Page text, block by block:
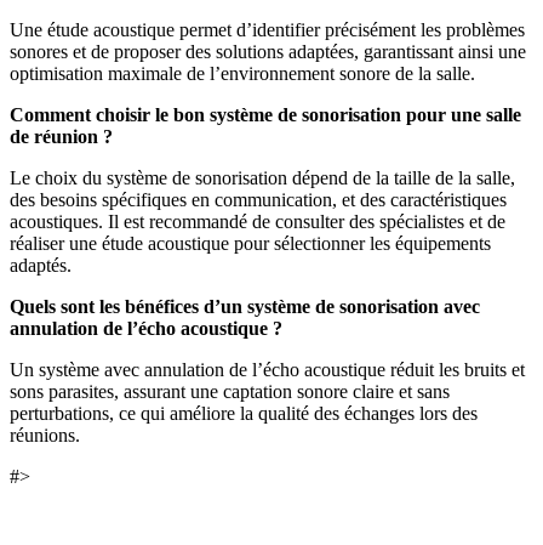
Une étude acoustique permet d’identifier précisément les problèmes
sonores et de proposer des solutions adaptées, garantissant ainsi une
optimisation maximale de l’environnement sonore de la salle.
Comment choisir le bon système de sonorisation pour une salle
de réunion ?
Le choix du système de sonorisation dépend de la taille de la salle,
des besoins spécifiques en communication, et des caractéristiques
acoustiques. Il est recommandé de consulter des spécialistes et de
réaliser une étude acoustique pour sélectionner les équipements
adaptés.
Quels sont les bénéfices d’un système de sonorisation avec
annulation de l’écho acoustique ?
Un système avec annulation de l’écho acoustique réduit les bruits et
sons parasites, assurant une captation sonore claire et sans
perturbations, ce qui améliore la qualité des échanges lors des
réunions.
#>